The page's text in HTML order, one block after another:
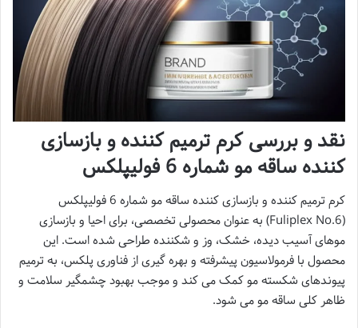
نقد و بررسی کرم ترمیم کننده و بازسازی
کننده ساقه مو شماره 6 فولیپلکس
کرم ترمیم کننده و بازسازی کننده ساقه مو شماره 6 فولیپلکس
(Fuliplex No.6) به عنوان محصولی تخصصی، برای احیا و بازسازی
موهای آسیب دیده، خشک، وز و شکننده طراحی شده است. این
محصول با فرمولاسیون پیشرفته و بهره گیری از فناوری پلکس، به ترمیم
پیوندهای شکسته مو کمک می کند و موجب بهبود چشمگیر سلامت و
ظاهر کلی ساقه مو می شود.